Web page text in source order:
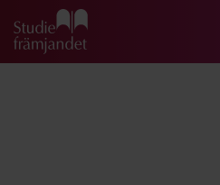
Gå till studiefrämjandets startsida